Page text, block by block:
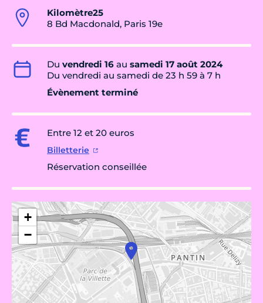
Kilomètre25
8 Bd Macdonald, Paris 19e
Du vendredi 16 au samedi 17 août 2024
Du vendredi au samedi de 23 h 59 à 7 h
Évènement terminé
Entre 12 et 20 euros
Billetterie
Réservation conseillée
+
−